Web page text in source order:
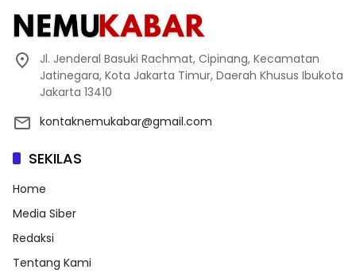
Jl. Jenderal Basuki Rachmat, Cipinang, Kecamatan
Jatinegara, Kota Jakarta Timur, Daerah Khusus Ibukota
Jakarta 13410
kontaknemukabar@gmail.com
SEKILAS
Home
Media Siber
Redaksi
Tentang Kami